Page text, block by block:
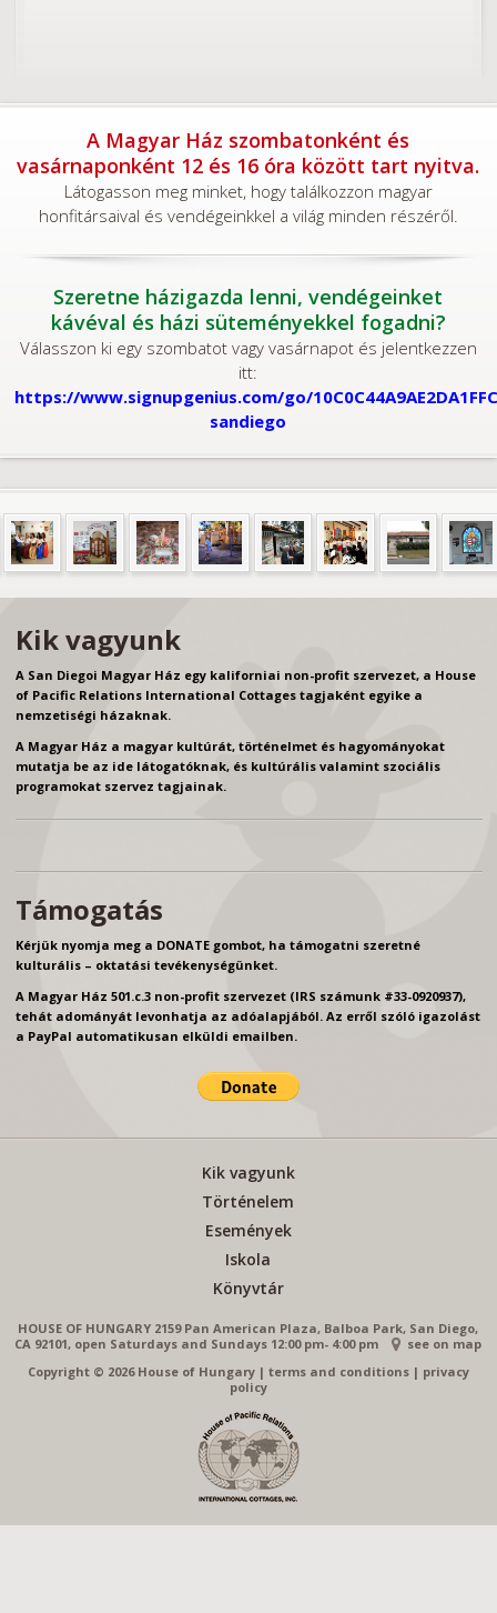
A Magyar Ház szombatonként és
vasárnaponként 12 és 16 óra között tart nyitva.
Látogasson meg minket, hogy találkozzon magyar
honfitársaival és vendégeinkkel a világ minden részéről.
Szeretne házigazda lenni, vendégeinket
kávéval és házi süteményekkel fogadni?
Válasszon ki egy szombatot vagy vasárnapot és jelentkezzen
itt:
https://www.signupgenius.com/go/
sandiego
Kik vagyunk
A San Diegoi Magyar Ház egy kaliforniai non-profit szervezet, a House
of Pacific Relations International Cottages tagjaként egyike a
nemzetiségi házaknak.
A Magyar Ház a magyar kultúrát, történelmet és hagyományokat
mutatja be az ide látogatóknak, és kultúrális valamint szociális
programokat szervez tagjainak.
Támogatás
Kérjük nyomja meg a DONATE gombot, ha támogatni szeretné
kulturális – oktatási tevékenységünket.
A Magyar Ház 501.c.3 non-profit szervezet (IRS számunk #33-0920937),
tehát adományát levonhatja az adóalapjából. Az erről szóló igazolást
a PayPal automatikusan elküldi emailben.
Kik vagyunk
Történelem
Események
Iskola
Könyvtár
HOUSE OF HUNGARY 2159 Pan American Plaza, Balboa Park, San Diego,
CA 92101, open Saturdays and Sundays 12:00 pm- 4:00 pm
see on map
Copyright © 2026 House of Hungary | terms and conditions| privacy
policy